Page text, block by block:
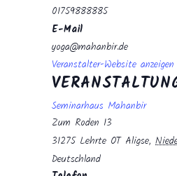
Seminarhaus Mahanbir
Zum Roden 13
31275 Lehrte OT Aligse,
Deutschland
01759888885
E-Mail
yoga@mahanbir.de
Veranstalter-Website anzeigen